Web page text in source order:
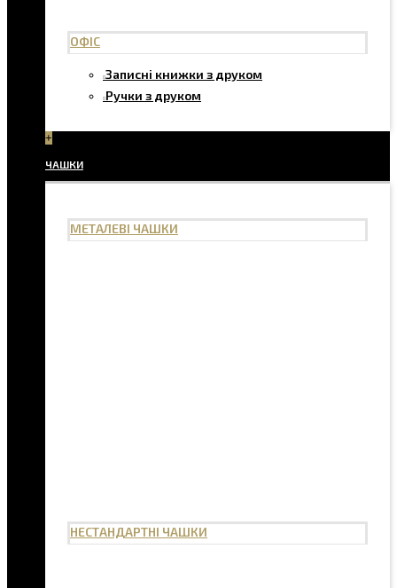
ОФІС
Записні книжки з друком
Ручки з друком
+
ЧАШКИ
МЕТАЛЕВІ ЧАШКИ
НЕСТАНДАРТНІ ЧАШКИ